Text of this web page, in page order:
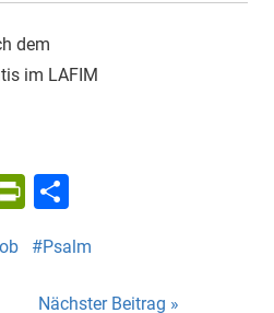
dem
im LAFIM
PrintFriendly
Psalm
Nächster Beitrag